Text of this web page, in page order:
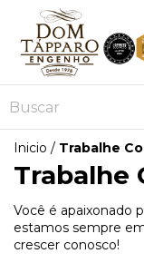
Inicio / Trabalhe
Trabalhe
Você é apaixonado
estamos sempre
crescer conosco!